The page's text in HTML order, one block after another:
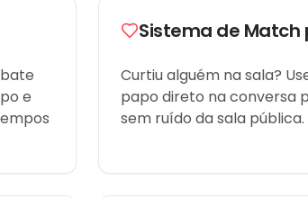
e
Sistema de
Curtiu alguém na sala?
papo direto na conversa
sem ruído da sala pública.